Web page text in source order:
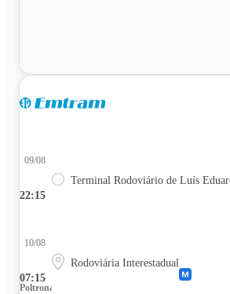
22:15
09/08
Terminal Rodoviário de Luís
07:15
10/08
Rodoviária Interestadual
Poltrona